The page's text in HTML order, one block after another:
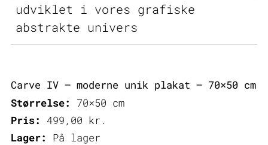
udviklet i vores grafiske
abstrakte univers
Carve IV – moderne unik plakat – 70×50 cm
Størrelse:
70×50 cm
Pris: 499,00 kr.
Lager:
På lager